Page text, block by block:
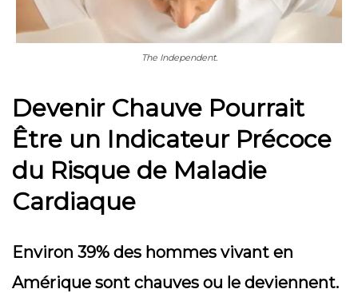
The Independent.
Devenir Chauve Pourrait
Être un Indicateur Précoce
du Risque de Maladie
Cardiaque
Environ 39% des hommes vivant en
Amérique sont chauves ou le deviennent.